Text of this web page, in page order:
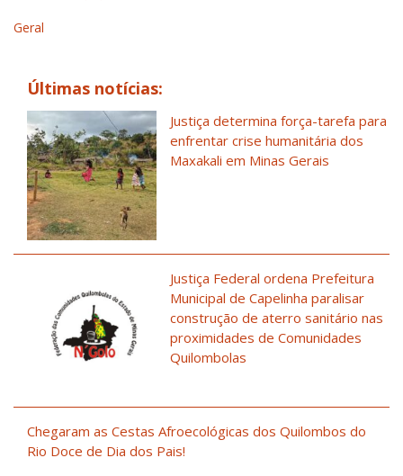
Geral
Últimas notícias:
Justiça determina força-tarefa para
enfrentar crise humanitária dos
Maxakali em Minas Gerais
Justiça Federal ordena Prefeitura
Municipal de Capelinha paralisar
construção de aterro sanitário nas
proximidades de Comunidades
Quilombolas
Chegaram as Cestas Afroecológicas dos Quilombos do
Rio Doce de Dia dos Pais!